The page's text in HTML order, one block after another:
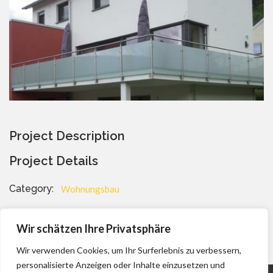
Wir schätzen Ihre Privatsphäre
Wir verwenden Cookies, um Ihr Surferlebnis zu verbessern,
personalisierte Anzeigen oder Inhalte einzusetzen und
Project Description
Project Details
Category: Wohnungsbau
Hofeinfahrt